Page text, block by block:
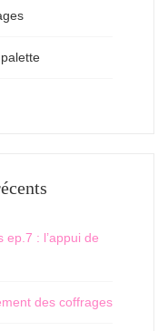
ep.7 : l’appui de
des coffrages